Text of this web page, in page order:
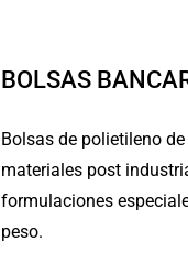
BOLSAS
Bolsas de polietileno
materiales post
formulaciones
peso.